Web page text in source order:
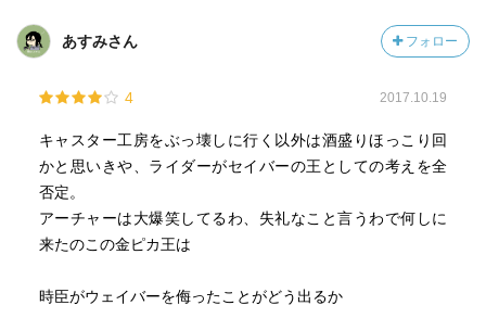
あすみさん フォロー
4 2017.10.19
キャスター工房をぶっ壊しに行く以外は酒盛りほっこり回
かと思いきや、ライダーがセイバーの王としての考えを全
否定。
アーチャーは大爆笑してるわ、失礼なこと言うわで何しに
来たのこの金ピカ王は
時臣がウェイバーを侮ったことがどう出るか